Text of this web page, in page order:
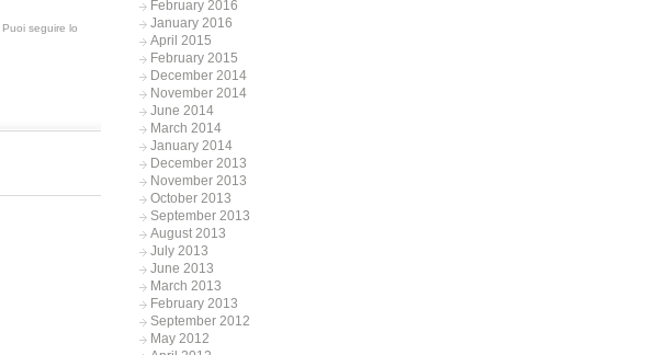
. Puoi seguire lo
February 2016
January 2016
April 2015
February 2015
December 2014
November 2014
June 2014
March 2014
January 2014
December 2013
November 2013
October 2013
September 2013
August 2013
July 2013
June 2013
March 2013
February 2013
September 2012
May 2012